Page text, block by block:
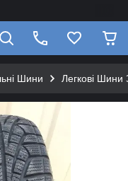
Шини Легкові Шини